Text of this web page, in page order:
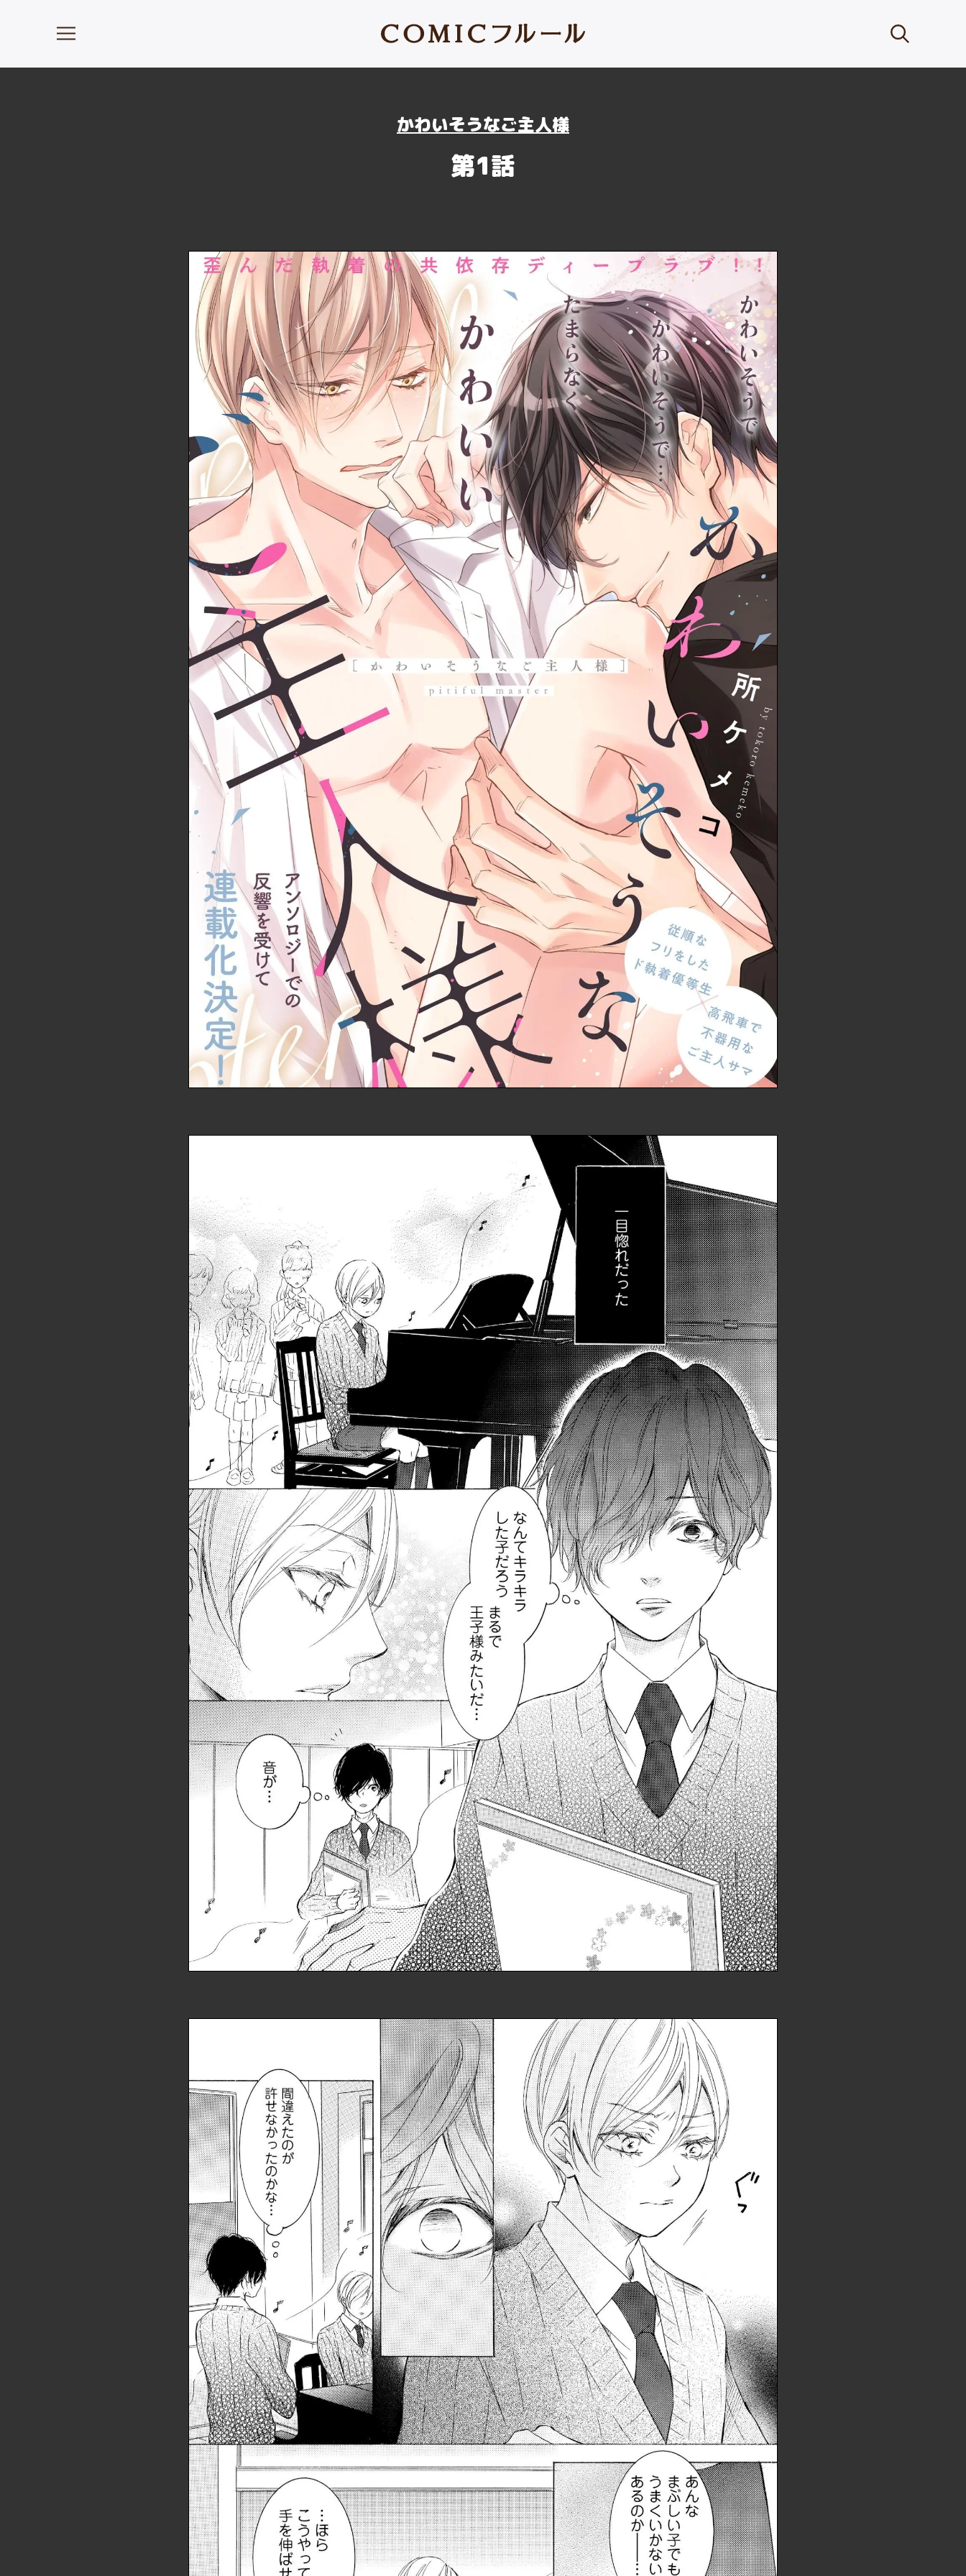
かわいそうなご主人様
第1話